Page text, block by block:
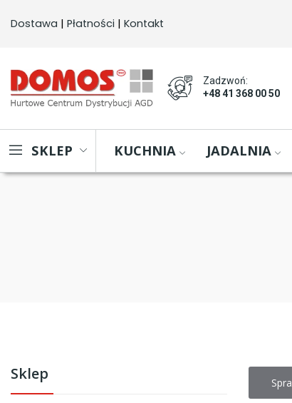
Dostawa | Płatności | Kontakt
Zadzwoń:
+48 41 368 00 50
SKLEP KUCHNIA JADALNIA
Sklep